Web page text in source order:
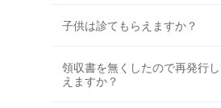
子供は診てもらえますか？
領収書を無くしたので再発行
えますか？